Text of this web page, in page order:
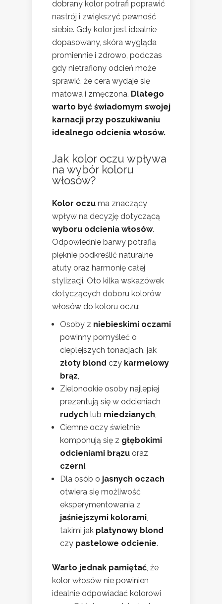
dobrany kolor potrafi poprawić
nastrój i zwiększyć pewność
siebie. Gdy kolor jest idealnie
dopasowany, skóra wygląda
promiennie i zdrowo, podczas
gdy nietrafiony odcień może
sprawić, że cera wydaje się
matowa i zmęczona. Dlatego
warto być świadomym swojej
karnacji przy poszukiwaniu
idealnego odcienia włosów.
Jak kolor oczu wpływa
na wybór koloru
włosów?
Kolor oczu ma znaczący
wpływ na decyzję dotyczącą
wyboru odcienia włosów.
Odpowiednie barwy potrafią
pięknie podkreślić naturalne
atuty oraz harmonię całej
stylizacji. Oto kilka wskazówek
dotyczących doboru kolorów
włosów do koloru oczu:
Osoby z niebieskimi oczami
powinny pomyśleć o
cieplejszych tonacjach, jak
złoty blond czy karmelowy
brąz
Zielonookie osoby najlepiej
prezentują się w odcieniach
rudych lub miedzianych
Ciemne oczy świetnie
komponują się z głębokimi
odcieniami brązu oraz
czerni
Dla osób o jasnych oczach
otwiera się możliwość
eksperymentowania z
jaśniejszymi kolorami
takimi jak platynowy blond
czy pastelowe odcienie.
Warto jednak pamiętać , że
kolor włosów nie powinien
idealnie odpowiadać kolorowi